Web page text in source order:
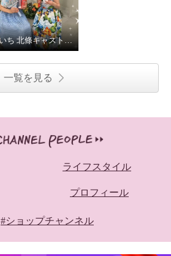
夏いち 北條キャストいちおし！パーリーデュー
一覧を見る
ライフスタイル
プロフィール
#ショップチャンネル